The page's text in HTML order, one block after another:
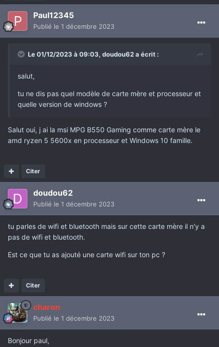
Paul12345
Publié le 1 décembre 2023
Le 01/12/2023 à 09:03, doudou62a écrit :
salut,
tu ne dis pas quel modèle de carte mère et processeur et
quelle version de windows ?
Salut oui, j ai la msi MPG B550 Gaming comme carte mère le
amd ryzen 5 5600x en processeur et Windows 10 famille.
Citer
doudou62
Publié le 1 décembre 2023
tu parles de wifi et bluetooth mais sur cette carte mère il n'y a
pas de wifi et bluetooth.
Est ce que tu as ajouté une carte wifi sur ton pc ?
Citer
charon
Publié le 1 décembre 2023
Bonjour paul,